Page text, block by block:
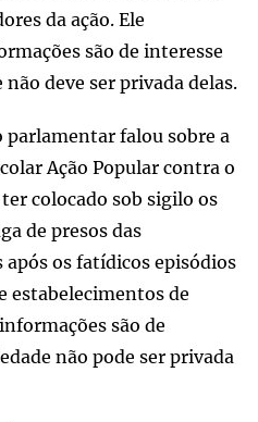
da ação. Ele
são de interesse
deve ser privada delas.
falou sobre a
Ação Popular contra o
colocado sob sigilo os
de presos das
os fatídicos episódios
estabelecimentos de
são de
não pode ser privada